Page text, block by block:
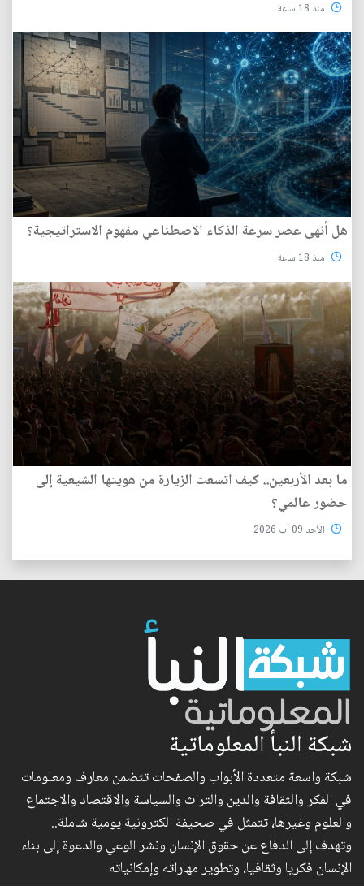
منذ 18 ساعة
هل أنهى عصر سرعة الذكاء الاصطناعي مفهوم الاستراتيجية؟
منذ 18 ساعة
ما بعد الأربعين.. كيف اتسعت الزيارة من هويتها الشيعية إلى
حضور عالمي؟
الأحد 09 آب 2026
شبكة النبأ المعلوماتية
شبكة واسعة متعددة الأبواب والصفحات تتضمن معارف ومعلومات
في الفكر والثقافة والدين والتراث والسياسة والاقتصاد والاجتماع
والعلوم وغيرها، تتمثل في صحيفة الكترونية يومية شاملة..
وتهدف إلى الدفاع عن حقوق الإنسان ونشر الوعي والدعوة إلى بناء
الإنسان فكريا وثقافيا، وتطوير مهاراته وإمكانياته